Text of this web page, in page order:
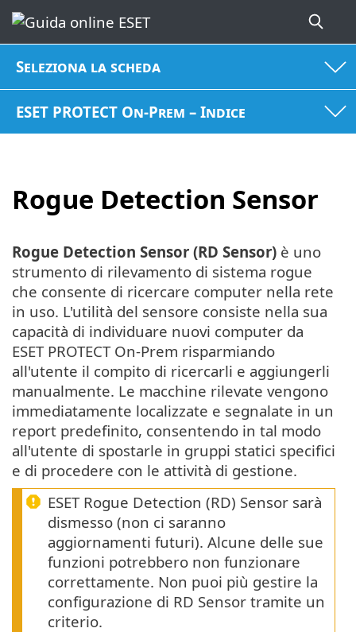
Seleziona la scheda
ESET PROTECT On-Prem – Indice
Rogue Detection Sensor
Rogue Detection Sensor (RD Sensor) è uno
strumento di rilevamento di sistema rogue
che consente di ricercare computer nella rete
in uso. L'utilità del sensore consiste nella sua
capacità di individuare nuovi computer da
ESET PROTECT On-Prem risparmiando
all'utente il compito di ricercarli e aggiungerli
manualmente. Le macchine rilevate vengono
immediatamente localizzate e segnalate in un
report predefinito, consentendo in tal modo
all'utente di spostarle in gruppi statici specifici
e di procedere con le attività di gestione.
ESET Rogue Detection (RD) Sensor sarà
dismesso (non ci saranno
aggiornamenti futuri). Alcune delle sue
funzioni potrebbero non funzionare
correttamente. Non puoi più gestire la
configurazione di RD Sensor tramite un
criterio.